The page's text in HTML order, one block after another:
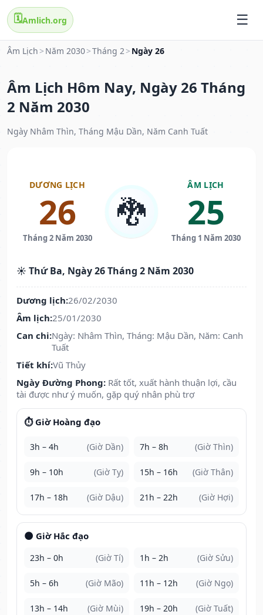
🗓️Amlich.org
Âm Lịch > Năm 2030>Tháng 2> Ngày 26
Âm Lịch Hôm Nay, Ngày 26 Tháng
2 Năm 2030
Ngày Nhâm Thìn, Tháng Mậu Dần, Năm Canh Tuất
DƯƠNG LỊCH
26
Tháng 2 Năm 2030
🐉
ÂM LỊCH
25
Tháng 1 Năm 2030
☀️ Thứ Ba, Ngày 26 Tháng 2 Năm 2030
Dương lịch:26/02/2030
Âm lịch:25/01/2030
Can chi:Ngày: Nhâm Thìn, Tháng: Mậu Dần, Năm: Canh
Tuất
Tiết khí:Vũ Thủy
Ngày Đường Phong: Rất tốt, xuất hành thuận lợi, cầu
tài được như ý muốn, gặp quý nhân phù trợ
⏱️ Giờ Hoàng đạo
3h – 4h (Giờ Dần) 7h – 8h (Giờ Thìn)
9h – 10h (Giờ Tỵ) 15h – 16h (Giờ Thân)
17h – 18h (Giờ Dậu) 21h – 22h (Giờ Hợi)
🌑 Giờ Hắc đạo
23h – 0h (Giờ Tí) 1h – 2h (Giờ Sửu)
5h – 6h (Giờ Mão) 11h – 12h (Giờ Ngọ)
13h – 14h (Giờ Mùi) 19h – 20h (Giờ Tuất)